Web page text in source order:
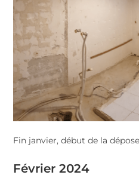
Fin janvier, début de la
Février 2024